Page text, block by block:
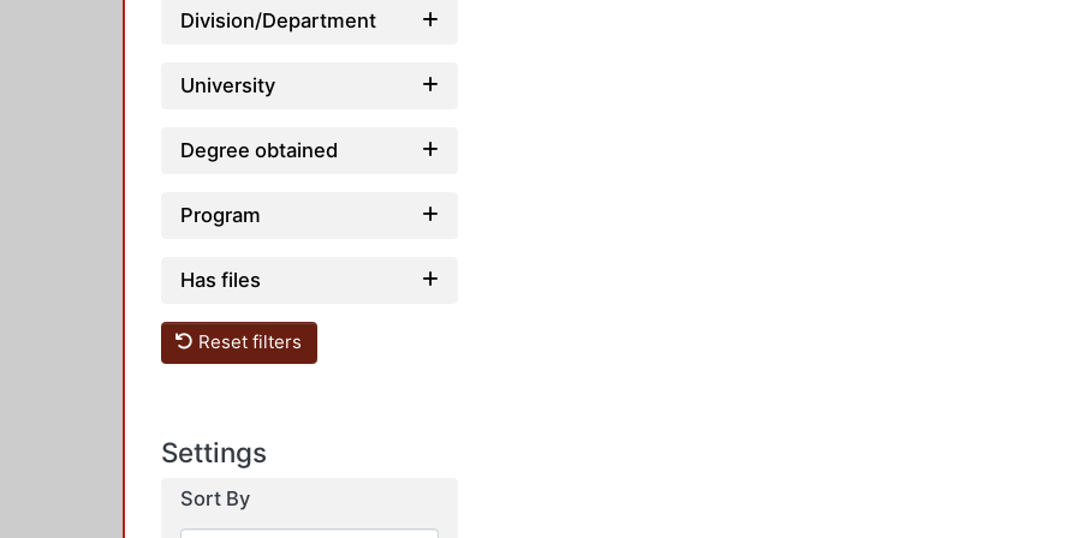
Division/Department
University
Degree obtained
Program
Has files
Reset filters
Settings
Sort By